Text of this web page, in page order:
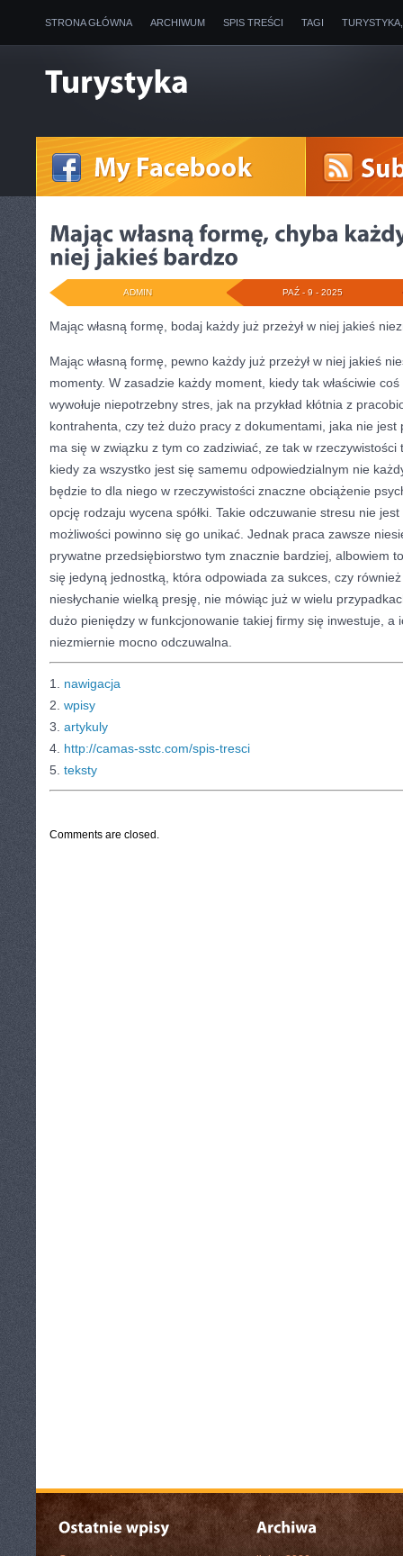
STRONA GŁÓWNA ARCHIWUM SPIS TREŚCI TAGI
PAŹ - 9 - 2025
ADMIN
Mając własną formę, bodaj każdy już przeżył w niej jakieś
Mając własną formę, pewno każdy już przeżył w niej jakieś
momenty. W zasadzie każdy moment, kiedy tak właściwie
wywołuje niepotrzebny stres, jak na przykład kłótnia z
kontrahenta, czy też dużo pracy z dokumentami, jaka nie jest
ma się w związku z tym co zadziwiać, ze tak w
kiedy za wszystko jest się samemu odpowiedzialnym nie
będzie to dla niego w rzeczywistości znaczne obciążenie
opcję rodzaju wycena spółki. Takie odczuwanie stresu nie
możliwości powinno się go unikać. Jednak praca zawsze
prywatne przedsiębiorstwo tym znacznie bardziej, albowiem
się jedyną jednostką, która odpowiada za sukces, czy
niesłychanie wielką presję, nie mówiąc już w wielu
dużo pieniędzy w funkcjonowanie takiej firmy się inwestuje, a
niezmiernie mocno odczuwalna.
1. nawigacja
2. wpisy
3. artykuly
4. http://camas-sstc.com/spis-tresci
5. teksty
Comments are closed.